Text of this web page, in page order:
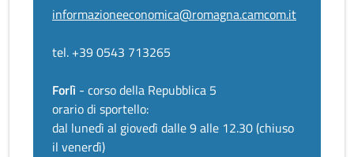
informazioneeconomica@romagna.camcom.it
tel. +39 0543 713265
Forlì - corso della Repubblica 5
orario di sportello:
dal lunedì al giovedì dalle 9 alle 12.30 (chiuso
il venerdì)